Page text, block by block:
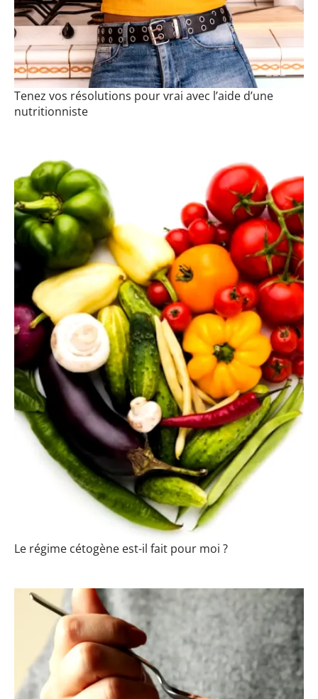
Tenez vos résolutions pour vrai avec l’aide d’une
nutritionniste
Le régime cétogène est-il fait pour moi ?